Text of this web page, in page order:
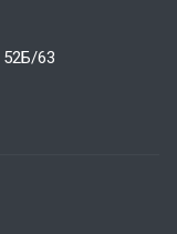
63